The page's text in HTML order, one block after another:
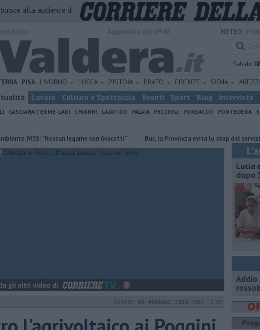
alla audience di
METEO:
Sabato
PISA LIVORNO LUCCA PISTOIA PRATO FIRENZE SIENA
Lavoro Cultura e Spettacolo Eventi Sport Blog Interviste
CASCIANA TERME-LARI CHIANNI LAJATICO PALAIA PECCIOLI PONSACCO PONTEDERA
M5S: "Nessun legame con Giacetti" Bus, la Provincia evita lo stop del servizio
SABATO 09 MAGGIO 2026 ORE 12:30
Lucia
dopo
Addio